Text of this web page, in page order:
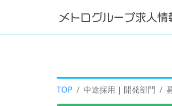
TOP 中途採用 | 開発部門